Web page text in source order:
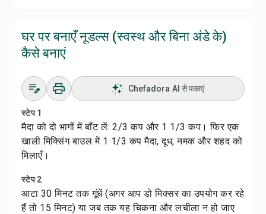
घर पर बनाएँ नूडल्स (स्वस्थ और बिना अंडे के)
कैसे बनाएं
Chefadora AI से पकाएं
स्टेप 1
मैदा को दो भागों में बाँट लें: 2/3 कप और 1 1/3 कप। फिर एक
खाली मिक्सिंग बाउल में 1 1/3 कप मैदा, दूध, नमक और शहद को
मिलाएँ।
स्टेप 2
आटा 30 मिनट तक गूंधें (अगर आप डो मिक्सर का उपयोग कर रहे
हैं तो 15 मिनट) या जब तक यह चिकना और लचीला न हो जाए